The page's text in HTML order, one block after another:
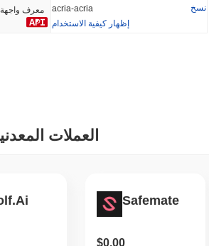
0.62%
معرف واجهة acria-acria
نسخ
إظهار كيفية الاستخدام
العملات
Safemate
$0.00